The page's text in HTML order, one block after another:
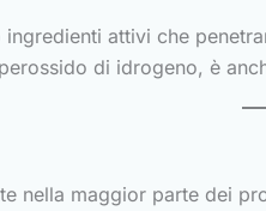
attivi che
di idrogeno, è
nella maggior parte dei